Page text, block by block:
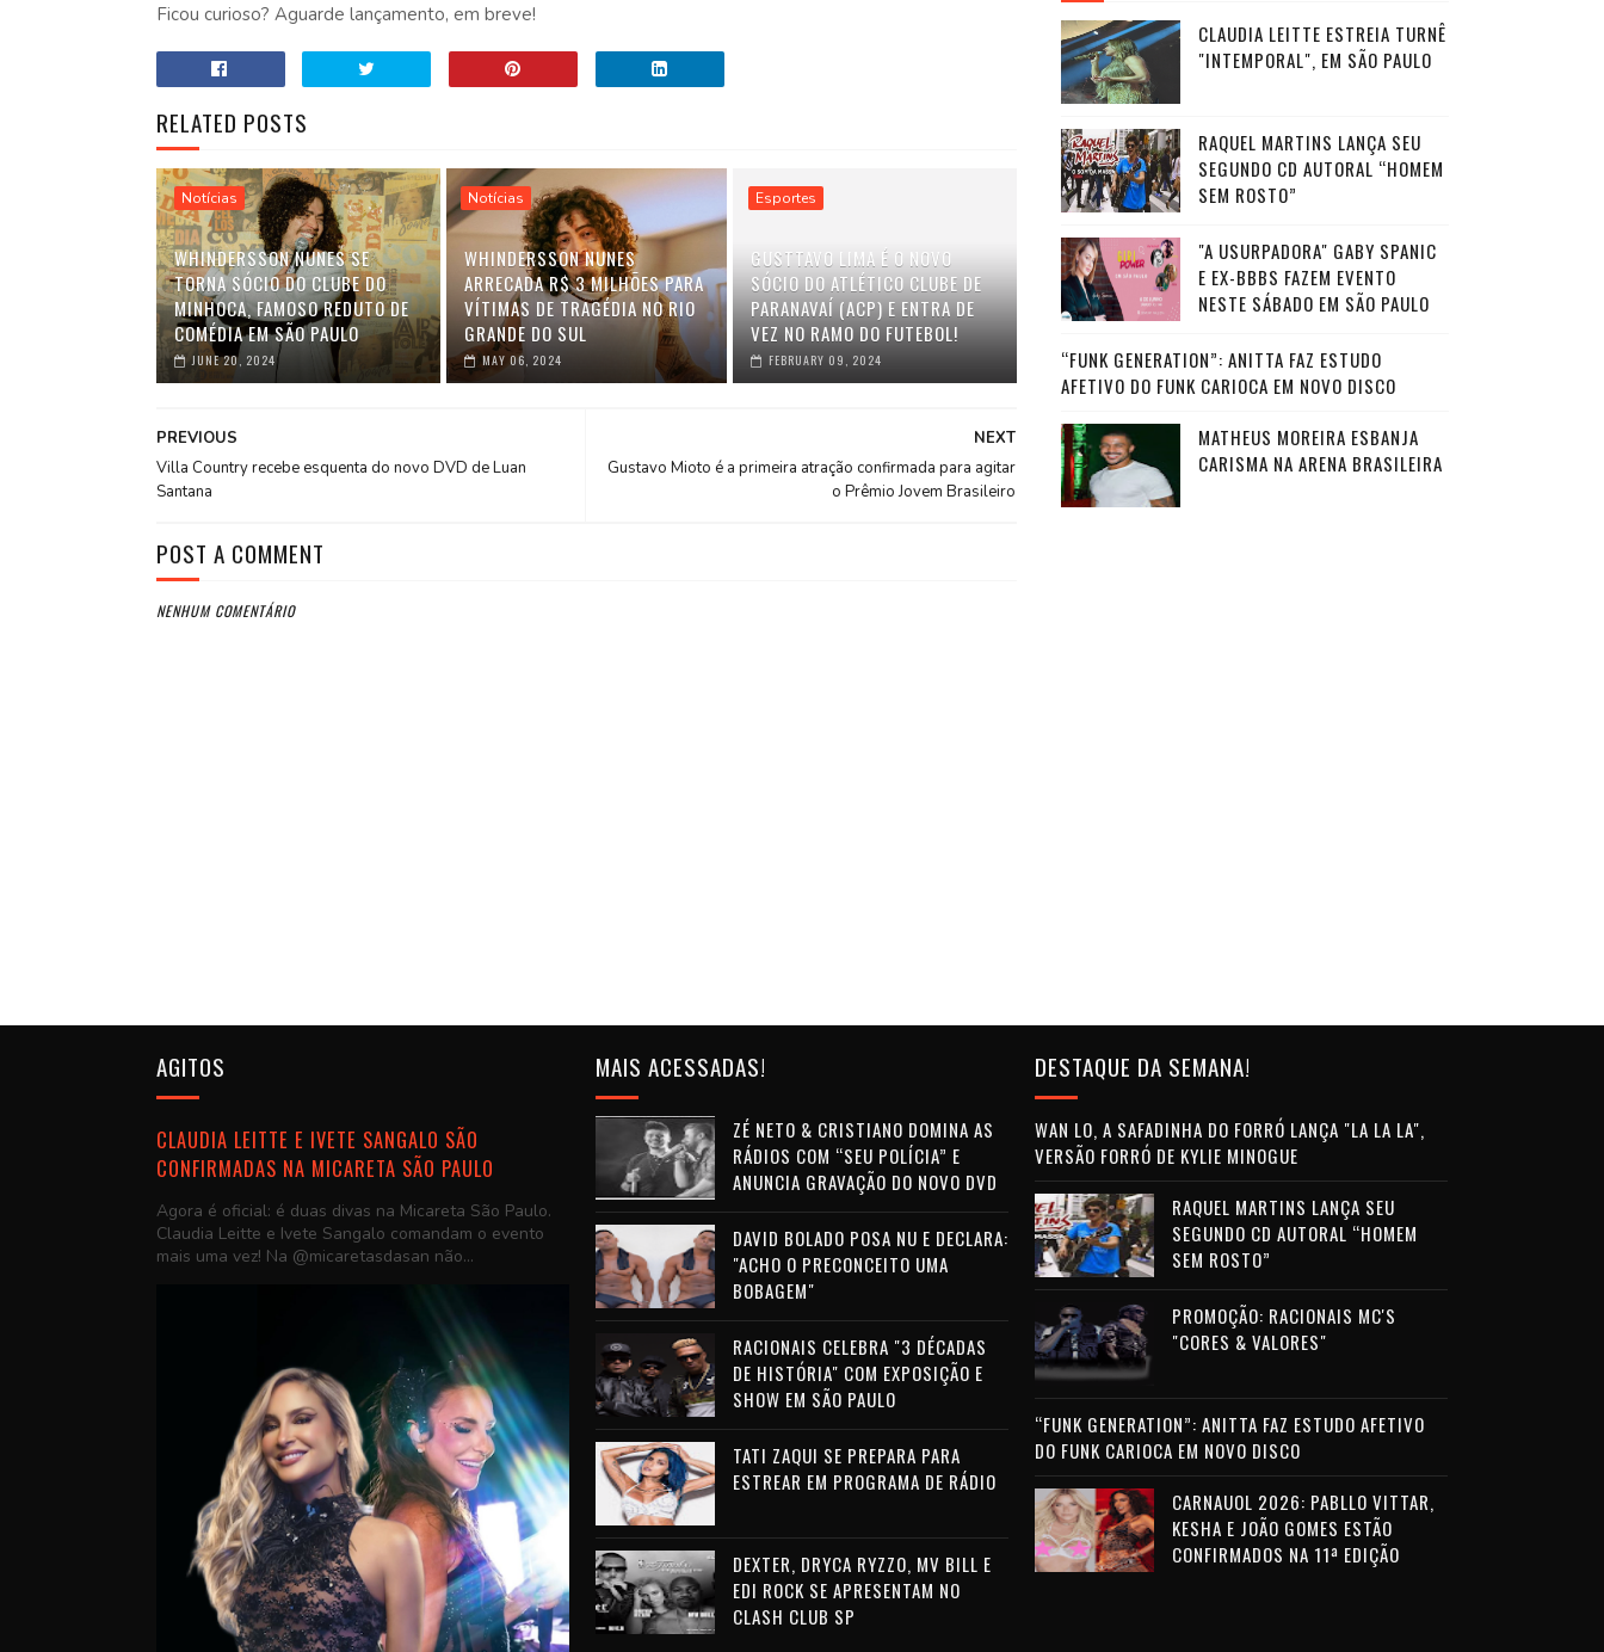
Ficou curioso? Aguarde lançamento, em breve!
RELATED POSTS
Notícias
WHINDERSSON NUNES SE
TORNA SÓCIO DO CLUBE DO
MINHOCA, FAMOSO REDUTO DE
COMÉDIA EM SÃO PAULO
JUNE 20, 2024
Notícias
WHINDERSSON NUNES
ARRECADA R$ 3 MILHÕES PARA
VÍTIMAS DE TRAGÉDIA NO RIO
GRANDE DO SUL
MAY 06, 2024
Esportes
GUSTTAVO LIMA É O NOVO
SÓCIO DO ATLÉTICO CLUBE DE
PARANAVAÍ (ACP) E ENTRA DE
VEZ NO RAMO DO FUTEBOL!
FEBRUARY 09, 2024
NEXT
Gustavo Mioto é a primeira atração confirmada para agitar
o Prêmio Jovem Brasileiro
PREVIOUS
Villa Country recebe esquenta do novo DVD de Luan
Santana
POST A COMMENT
NENHUM COMENTÁRIO
CLAUDIA LEITTE ESTREIA TURNÊ
"INTEMPORAL", EM SÃO PAULO
RAQUEL MARTINS LANÇA SEU
SEGUNDO CD AUTORAL “HOMEM
SEM ROSTO”
"A USURPADORA" GABY SPANIC
E EX-BBBS FAZEM EVENTO
NESTE SÁBADO EM SÃO PAULO
“FUNK GENERATION”: ANITTA FAZ ESTUDO
AFETIVO DO FUNK CARIOCA EM NOVO DISCO
MATHEUS MOREIRA ESBANJA
CARISMA NA ARENA BRASILEIRA
AGITOS
CLAUDIA LEITTE E IVETE SANGALO SÃO
CONFIRMADAS NA MICARETA SÃO PAULO
Agora é oficial: é duas divas na Micareta São Paulo.
Claudia Leitte e Ivete Sangalo comandam o evento
mais uma vez! Na @micaretasdasan não...
MAIS ACESSADAS!
ZÉ NETO & CRISTIANO DOMINA AS
RÁDIOS COM “SEU POLÍCIA” E
ANUNCIA GRAVAÇÃO DO NOVO DVD
DAVID BOLADO POSA NU E DECLARA:
"ACHO O PRECONCEITO UMA
BOBAGEM"
RACIONAIS CELEBRA "3 DÉCADAS
DE HISTÓRIA" COM EXPOSIÇÃO E
SHOW EM SÃO PAULO
TATI ZAQUI SE PREPARA PARA
ESTREAR EM PROGRAMA DE RÁDIO
DEXTER, DRYCA RYZZO, MV BILL E
EDI ROCK SE APRESENTAM NO
CLASH CLUB SP
DESTAQUE DA SEMANA!
WAN LO, A SAFADINHA DO FORRÓ LANÇA "LA LA LA",
VERSÃO FORRÓ DE KYLIE MINOGUE
RAQUEL MARTINS LANÇA SEU
SEGUNDO CD AUTORAL “HOMEM
SEM ROSTO”
PROMOÇÃO: RACIONAIS MC'S
"CORES & VALORES"
“FUNK GENERATION”: ANITTA FAZ ESTUDO AFETIVO
DO FUNK CARIOCA EM NOVO DISCO
CARNAUOL 2026: PABLLO VITTAR,
KESHA E JOÃO GOMES ESTÃO
CONFIRMADOS NA 11ª EDIÇÃO